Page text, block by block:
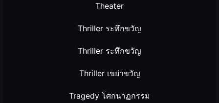
Theater
Thriller ระทึกขวัญ
Thriller ระทึกขวัญ
Thriller เขย่าขวัญ
Tragedy โศกนาฏกรรม